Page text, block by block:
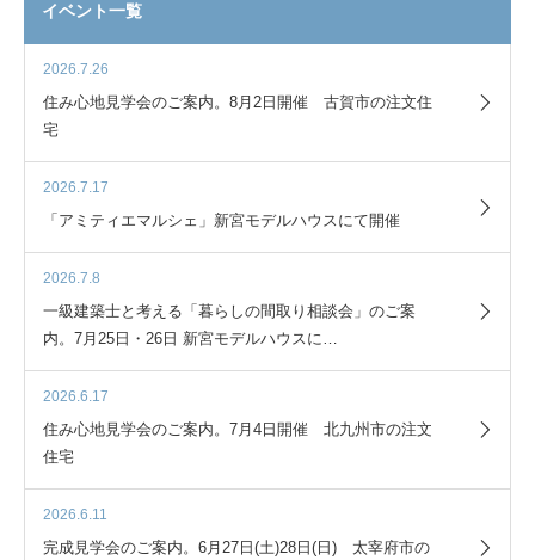
イベント一覧
2026.7.26
住み心地見学会のご案内。8月2日開催 古賀市の注文住
宅
2026.7.17
「アミティエマルシェ」新宮モデルハウスにて開催
2026.7.8
一級建築士と考える「暮らしの間取り相談会」のご案
内。7月25日・26日 新宮モデルハウスに…
2026.6.17
住み心地見学会のご案内。7月4日開催 北九州市の注文
住宅
2026.6.11
完成見学会のご案内。6月27日(土)28日(日) 太宰府市の